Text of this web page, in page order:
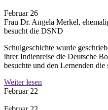
Februar 26
Frau Dr. Angela Merkel,
besucht die DSND
Schulgeschichte wurde
ihrer Indienreise die Deutsche
besuchte und den Lernenden die
Weiter lesen
Februar 22